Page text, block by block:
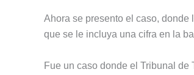
Ahora se presento el caso,
que se le incluya una cifra en la
Fue un caso donde el Tribunal